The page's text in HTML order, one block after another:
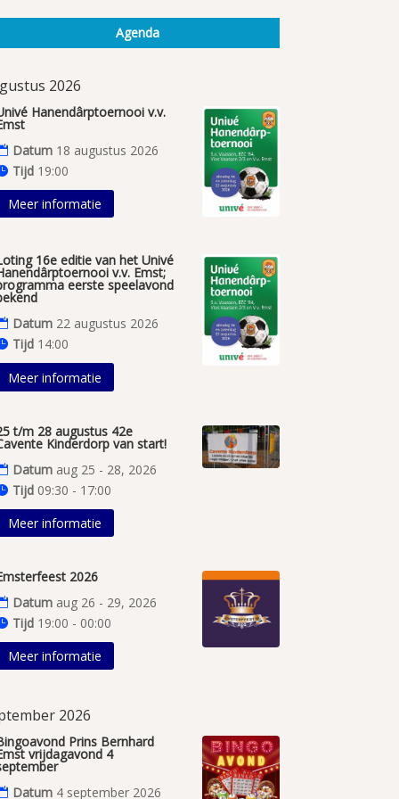
Agenda
2026
Hanendârptoernooi v.v.
Datum 18 augustus 2026
Tijd 19:00
Meer informatie
16e editie van het Univé
v.v. Emst;
eerste speelavond
Datum 22 augustus 2026
Tijd 14:00
Meer informatie
t/m 28 augustus 42e
Kinderdorp van start!
Datum aug 25 - 28, 2026
Tijd 09:30 - 17:00
Meer informatie
2026
Datum aug 26 - 29, 2026
Tijd 19:00 - 00:00
Meer informatie
2026
Prins Bernhard
vrijdagavond 4
Datum 4 september 2026